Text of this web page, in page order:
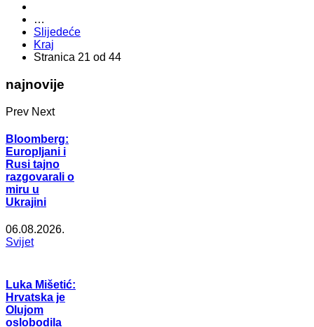
…
Slijedeće
Kraj
Stranica 21 od 44
najnovije
Prev Next
Bloomberg:
Europljani i
Rusi tajno
razgovarali o
miru u
Ukrajini
06.08.2026.
Svijet
Luka Mišetić:
Hrvatska je
Olujom
oslobodila